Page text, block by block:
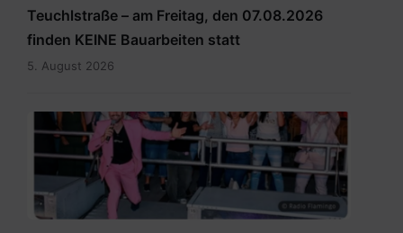
Teuchlstraße – am Freitag, den 07.08.2026
finden KEINE Bauarbeiten statt
5. August 2026
Artikel1.png